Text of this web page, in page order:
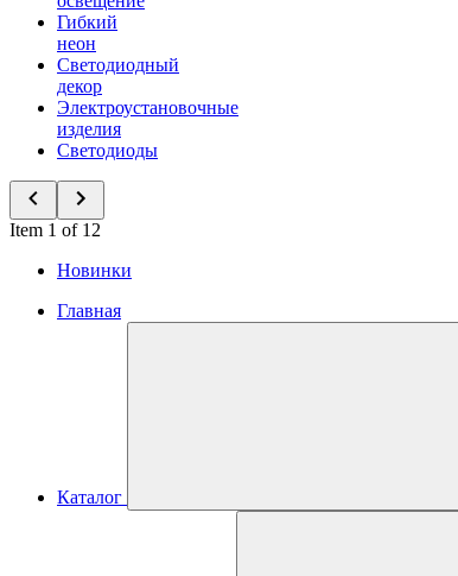
Гибкий
неон
Светодиодный
декор
Электроустановочные
изделия
Светодиоды
Item 1 of 12
Новинки
Главная
Каталог